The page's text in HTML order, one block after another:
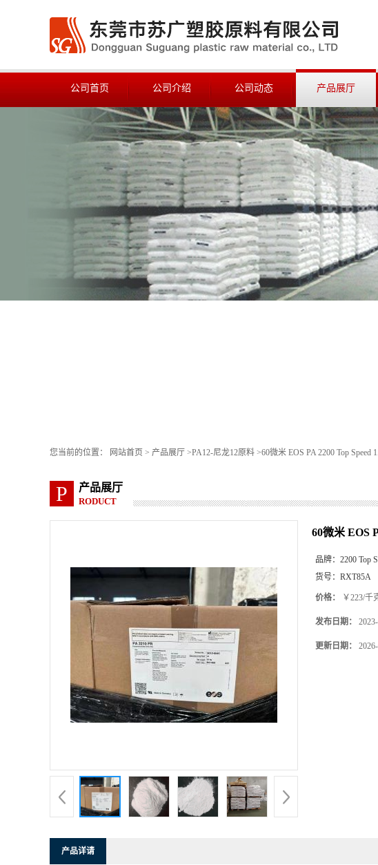
公司首页 公司介绍 公司动态 产品展厅
您当前的位置： 网站首页 > 产品展厅 >PA12-尼龙12原料 >60微米 EOS PA 2200 Top Speed
P 产品展厅
RODUCT
60微米 EOS
品牌： 2200 Top
货号： RXT85A
价格： ￥223/千
发布日期：
更新日期：
产品详请